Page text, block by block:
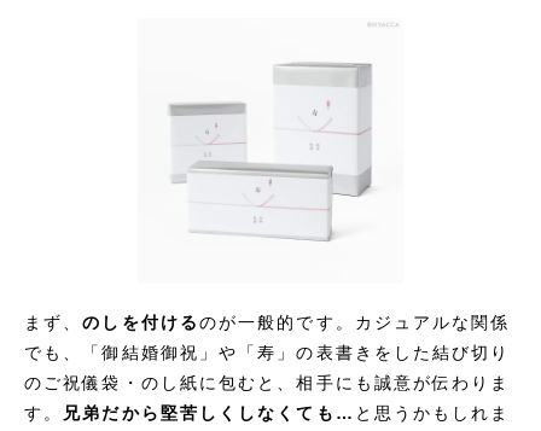
まず、のしを付けるのが一般的です。カジュアルな関係
でも、「御結婚御祝」や「寿」の表書きをした結び切り
のご祝儀袋・のし紙に包むと、相手にも誠意が伝わりま
す。
兄弟だから堅苦しくしなくても… と思うかもしれま